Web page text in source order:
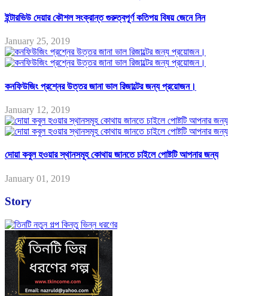
ইন্টারভিউ দেয়ার কৌশল সংক্রান্ত গুরুত্বপূর্ণ কতিপয় বিষয় জেনে নিন
January 25, 2019
কনফিউজিং প্রশ্নের উত্তর জানা ভাল রিজাল্টের জন্য প্রয়োজন।
January 12, 2019
দোয়া কবুল হওয়ার স্থানসমূহ কোথায় জানতে চাইলে পোষ্টটি আপনার জন্য
January 01, 2019
Story